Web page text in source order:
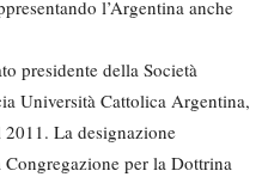
l’Argentina anche
presidente della Società
Università Cattolica Argentina,
La designazione
per la Dottrina